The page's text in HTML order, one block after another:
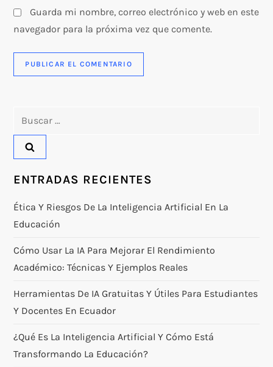
s
Guarda mi nombre, correo electrónico y web en este
navegador para la próxima vez que comente.
ENTRADAS RECIENTES
Ética Y Riesgos De La Inteligencia Artificial En La
Educación
Cómo Usar La IA Para Mejorar El Rendimiento
Académico: Técnicas Y Ejemplos Reales
Herramientas De IA Gratuitas Y Útiles Para Estudiantes
Y Docentes En Ecuador
¿Qué Es La Inteligencia Artificial Y Cómo Está
Transformando La Educación?